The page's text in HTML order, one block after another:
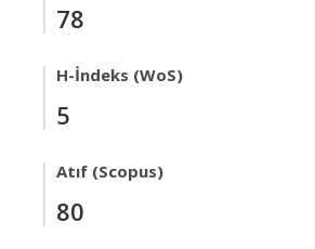
78
H-İndeks (WoS)
5
Atıf (Scopus)
80